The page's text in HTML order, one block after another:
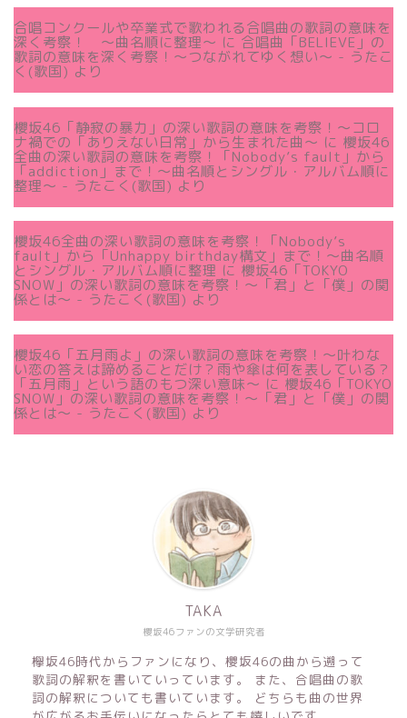
合唱コンクールや卒業式で歌われる合唱曲の歌詞の意味を
深く考察！ 〜曲名順に整理〜 に 合唱曲「BELIEVE」の
歌詞の意味を深く考察！〜つながれてゆく想い〜 - うたこ
く(歌国) より
櫻坂46「静寂の暴力」の深い歌詞の意味を考察！〜コロ
ナ禍での「ありえない日常」から生まれた曲～ に 櫻坂46
全曲の深い歌詞の意味を考察！「Nobody’s fault」から
「addiction」まで！〜曲名順とシングル・アルバム順に
整理～ - うたこく(歌国) より
櫻坂46全曲の深い歌詞の意味を考察！「Nobody’s
fault」から「Unhappy birthday構文」まで！〜曲名順
とシングル・アルバム順に整理 に 櫻坂46「TOKYO
SNOW」の深い歌詞の意味を考察！〜「君」と「僕」の関
係とは～ - うたこく(歌国) より
櫻坂46「五月雨よ」の深い歌詞の意味を考察！〜叶わな
い恋の答えは諦めることだけ？雨や傘は何を表している？
「五月雨」という語のもつ深い意味～ に 櫻坂46「TOKYO
SNOW」の深い歌詞の意味を考察！〜「君」と「僕」の関
係とは～ - うたこく(歌国) より
櫻坂46ファンの文学研究者
TAKA
欅坂46時代からファンになり、櫻坂46の曲から遡って
歌詞の解釈を書いていっています。 また、合唱曲の歌
詞の解釈についても書いています。 どちらも曲の世界